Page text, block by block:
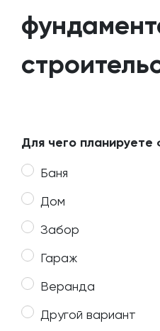
Для чего планируете
Баня
Дом
Забор
Гараж
Веранда
Другой вариант